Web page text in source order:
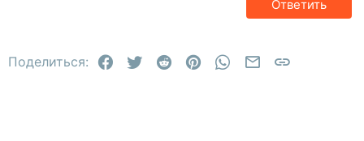
26
Trebuchet MS
Ответить
Поделиться: Facebook
TwitterReddit PinterestWhatsAppЭлектронная